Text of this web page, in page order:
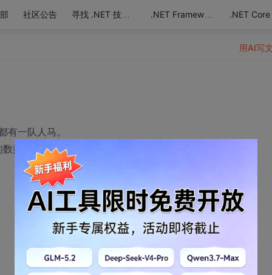
社区公告 寻找 .NET 技术达人 .NET Framework .NET Core
一队人马。
据变化均在缓存中进行。
用AI写